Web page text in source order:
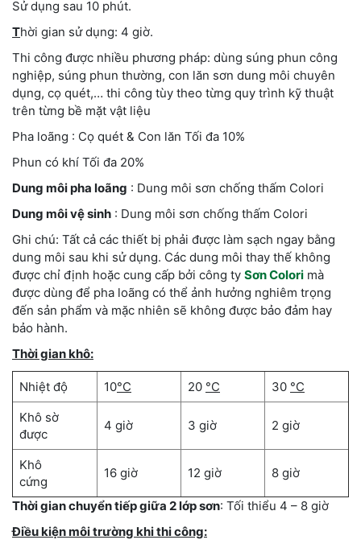
Sử dụng sau 10 phút.
Thời gian sử dụng: 4 giờ.
Thi công được nhiều phương pháp: dùng súng phun công
nghiệp, súng phun thường, con lăn sơn dung môi chuyên
dụng, cọ quét,… thi công tùy theo từng quy trình kỹ thuật
trên từng bề mặt vật liệu
Pha loãng : Cọ quét & Con lăn Tối đa 10%
Phun có khí Tối đa 20%
Dung môi pha loãng : Dung môi sơn chống thấm Colori
Dung môi vệ sinh : Dung môi sơn chống thấm Colori
Ghi chú: Tất cả các thiết bị phải được làm sạch ngay bằng
dung môi sau khi sử dụng. Các dung môi thay thế không
được chỉ định hoặc cung cấp bởi công ty Sơn Colori mà
được dùng để pha loãng có thể ảnh hưởng nghiêm trọng
đến sản phẩm và mặc nhiên sẽ không được bảo đảm hay
bảo hành.
Thời gian khô:
Nhiệt độ 10°C 20 °C 30 °C
Khô sờ
được
4 giờ 3 giờ 2 giờ
Khô
cứng
16 giờ 12 giờ 8 giờ
Thời gian chuyển tiếp giữa 2 lớp sơn: Tối thiểu 4 – 8 giờ
Điều kiện môi trường khi thi công: